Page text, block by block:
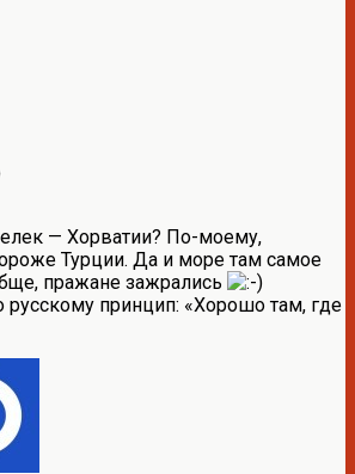
— Хорватии? По-моему,
Турции. Да и море там самое
пражане зажрались
русскому принцип: «Хорошо там, где